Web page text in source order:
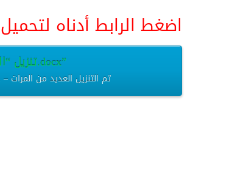
اضغط الرابط أدناه
تنزيل “المراهقة_-خصائص-المرحلة-ومشكلاتها.docx”
المراهقة_-خصائص-المرحلة-ومشكلاتها.docx – تم التنزيل العديد من المرات – 16.71 كيلوبايت